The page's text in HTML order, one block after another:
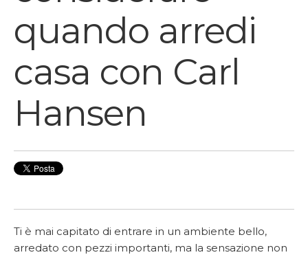
quando arredi
casa con Carl
Hansen
Ti è mai capitato di entrare in un ambiente bello,
arredato con pezzi importanti, ma la sensazione non